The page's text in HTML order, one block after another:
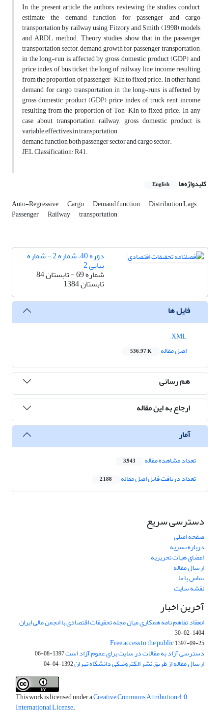
In the present article, the authors, reviewing the studies conduct,
estimate the demand function for passenger and cargo
transportation by railway using Fitzory and Smith (1998) models
and ARDL method. Theory studies show that in the passenger
transportation sector, demand growth for passenger transportation,
in the long-run is affected by gross domestic product (GDP) and
price index of bus ticket, the long of railway line, income resulting
from the proportion of passenger-KIn to fixed price. In other hand,
demand for cargo transportation in the long-runs is affected by
gross domestic product (GDP), price index of truck rent, income
resulting from the proportion of Ton-KIn to fixed price. In any
case about transportation railway, gross domestic product is
variable effectives in transportation
demand function both passenger sector and cargo sector.
JEL Classification: R41.
کلیدواژه‌ها English
Auto-Regressive Cargo Demand function Distribution Lags
Passenger Railway transportation
دوره 40، شماره 2 - شماره
پیاپی 2
شماره 69 - تابستان 84
تابستان 1384
فایل ها
اصل مقاله
536.97 K
هم رسانی
ارجاع به این مقاله
آمار
تعداد مشاهده مقاله 3,943
تعداد دریافت فایل اصل مقاله 2,188
دسترسی سریع
صفحه اصلی
درباره نشریه
اعضای هیات تحریریه
ارسال مقاله
تماس با ما
نقشه سایت
آخرین اخبار
انعقاد تفاهم نامه همکاری میان مجله تحقیقات اقتصادی با انجمن مالی ایران
1404-02-30
Free access to the public1397-09-25
دسترسی آزاد به مقالات در سایت برای عموم آزاد است1397-08-06
ارسال مقاله از طریق نشر الکترونیکی دانشگاه تهران1392-04-04
This work is licensed under aCreative Commons Attribution 4.0
International License.